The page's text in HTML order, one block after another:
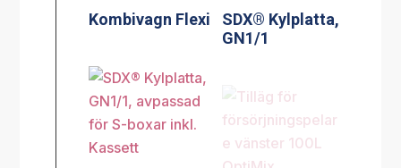
Kombivagn Flexi
SDX® Kylplatta,
GN1/1